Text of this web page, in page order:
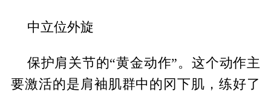
中立位外旋
保护肩关节的“黄金动作”。这个动作主
要激活的是肩袖肌群中的冈下肌，练好了